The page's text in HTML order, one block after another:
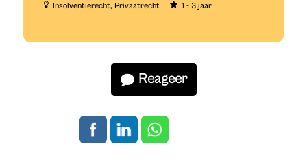
Insolventierecht Privaatrecht 1 - 3 jaar
Reageer